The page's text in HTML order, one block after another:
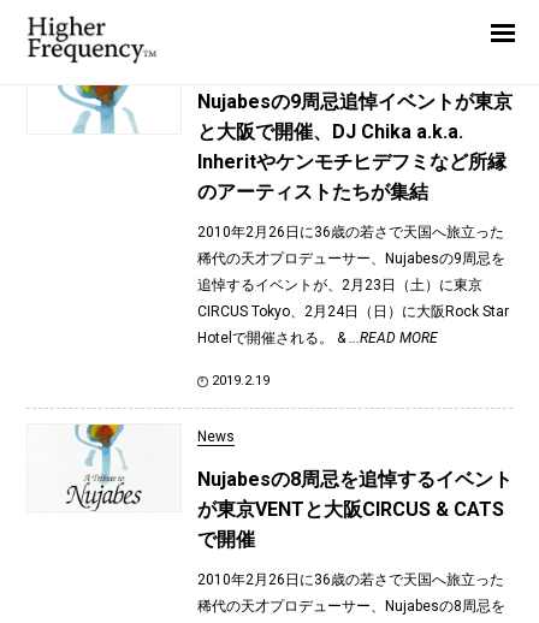
TAG: DJ Ryow a.k.a. Smooth Current
Nujabesの9周忌追悼イベントが東京
と大阪で開催、DJ Chika a.k.a.
Inheritやケンモチヒデフミなど所縁
のアーティストたちが集結
2010年2月26日に36歳の若さで天国へ旅立った
稀代の天才プロデューサー、Nujabesの9周忌を
追悼するイベントが、2月23日（土）に東京
CIRCUS Tokyo、2月24日（日）に大阪Rock Star
Hotelで開催される。 &...READ MORE
2019.2.19
News
Nujabesの8周忌を追悼するイベント
が東京VENTと大阪CIRCUS & CATS
で開催
2010年2月26日に36歳の若さで天国へ旅立った
稀代の天才プロデューサー、Nujabesの8周忌を
News
Interview
Highlight
Report